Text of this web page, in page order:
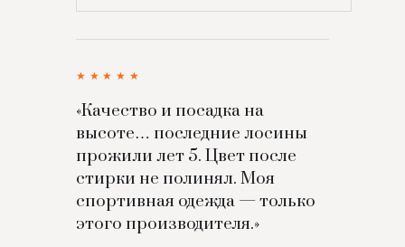
★★★★★
«Качество и посадка на
высоте… последние лосины
прожили лет 5. Цвет после
стирки не полинял. Моя
спортивная одежда — только
этого производителя.»